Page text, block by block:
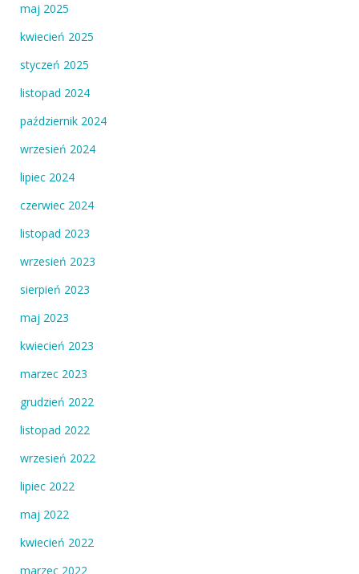
maj 2025
kwiecień 2025
styczeń 2025
listopad 2024
październik 2024
wrzesień 2024
lipiec 2024
czerwiec 2024
listopad 2023
wrzesień 2023
sierpień 2023
maj 2023
kwiecień 2023
marzec 2023
grudzień 2022
listopad 2022
wrzesień 2022
lipiec 2022
maj 2022
kwiecień 2022
marzec 2022